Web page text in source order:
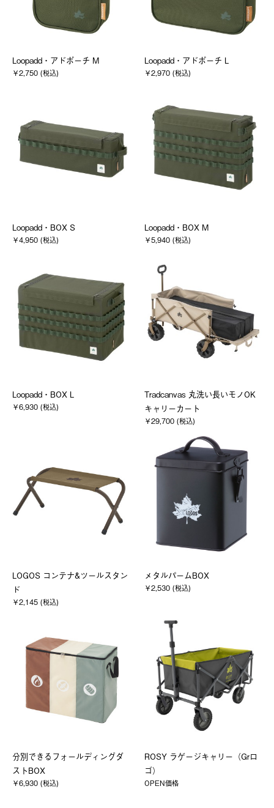
Loopadd・アドポーチ M
￥2,750 (税込)
Loopadd・アドポーチ L
￥2,970 (税込)
Loopadd・BOX S
￥4,950 (税込)
Loopadd・BOX M
￥5,940 (税込)
Loopadd・BOX L
￥6,930 (税込)
Tradcanvas 丸洗い長いモノOK
キャリーカート
￥29,700 (税込)
LOGOS コンテナ&ツールスタン
ド
￥2,145 (税込)
メタルパームBOX
￥2,530 (税込)
分別できるフォールディングダ
ストBOX
￥6,930 (税込)
ROSY ラゲージキャリー（Grロ
ゴ）
OPEN価格